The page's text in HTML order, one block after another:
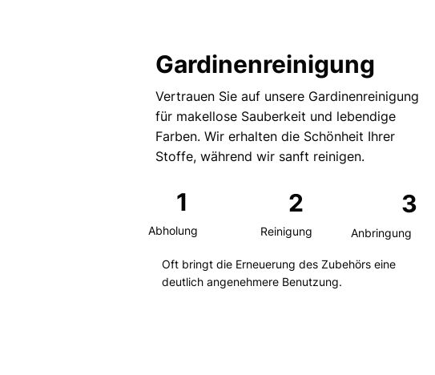
Gardinenreinigung
Vertrauen Sie auf unsere Gardinenreinigung
für makellose Sauberkeit und lebendige
Farben. Wir erhalten die Schönheit Ihrer
Stoffe, während wir sanft reinigen.
1 3
2
Abholung Anbringung
Reinigung
Oft bringt die Erneuerung des Zubehörs eine
deutlich angenehmere Benutzung.